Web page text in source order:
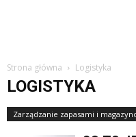
Strona główna Logistyka
LOGISTYKA
Zarządzanie zapasami i